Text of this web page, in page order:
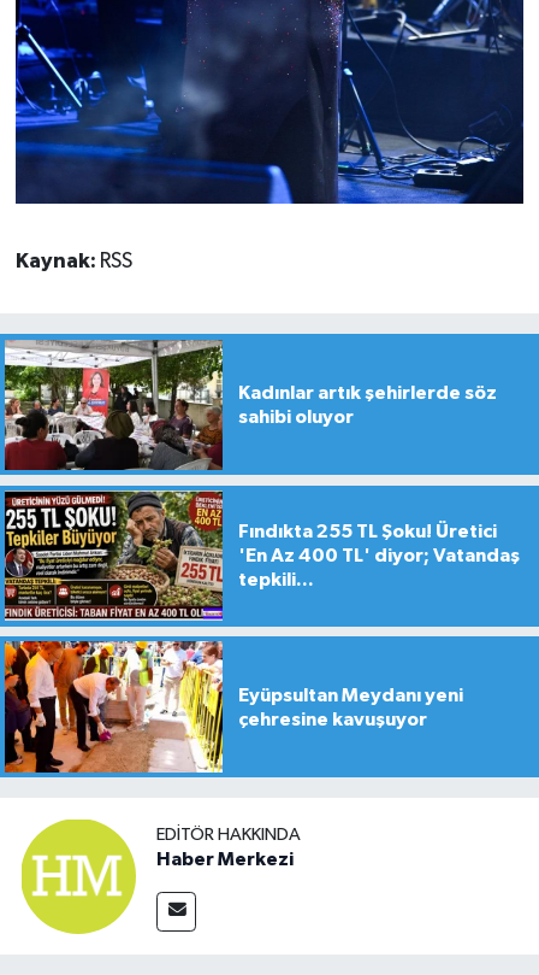
Kaynak: RSS
Kadınlar artık şehirlerde söz
sahibi oluyor
Fındıkta 255 TL Şoku! Üretici
'En Az 400 TL' diyor; Vatandaş
tepkili...
Eyüpsultan Meydanı yeni
çehresine kavuşuyor
EDITÖR HAKKINDA
Haber Merkezi